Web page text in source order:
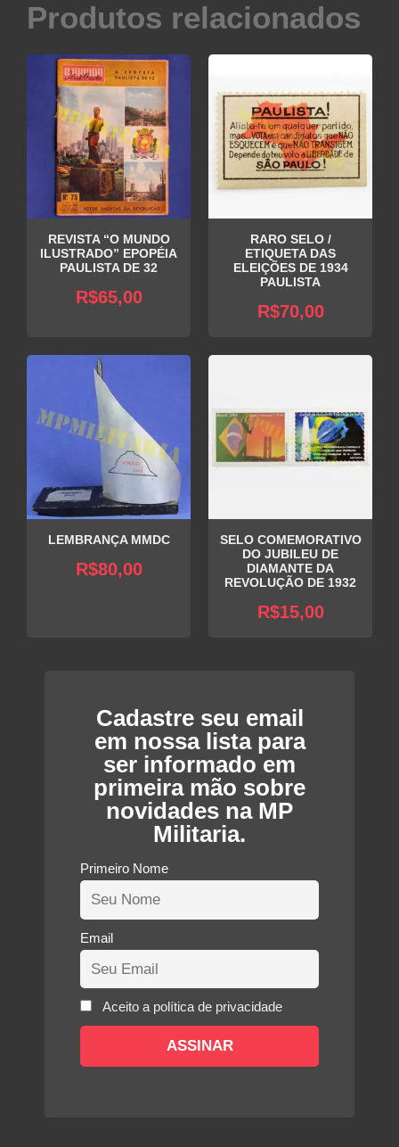
Produtos relacionados
REVISTA “O MUNDO
ILUSTRADO” EPOPÉIA
PAULISTA DE 32
R$65,00
RARO SELO /
ETIQUETA DAS
ELEIÇÕES DE 1934
PAULISTA
R$70,00
LEMBRANÇA MMDC
R$80,00
SELO COMEMORATIVO
DO JUBILEU DE
DIAMANTE DA
REVOLUÇÃO DE 1932
R$15,00
Cadastre seu email
em nossa lista para
ser informado em
primeira mão sobre
novidades na MP
Militaria.
Primeiro Nome
Email
Aceito a política de privacidade